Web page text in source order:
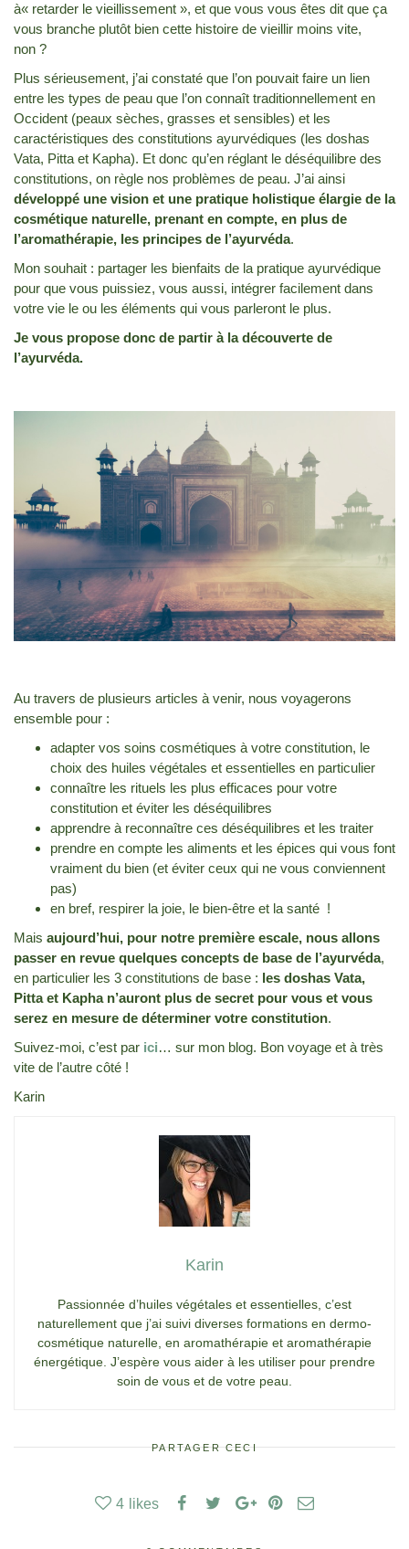
à« retarder le vieillissement », et que vous vous êtes dit que ça
vous branche plutôt bien cette histoire de vieillir moins vite,
non ?
Plus sérieusement, j’ai constaté que l’on pouvait faire un lien
entre les types de peau que l’on connaît traditionnellement en
Occident (peaux sèches, grasses et sensibles) et les
caractéristiques des constitutions ayurvédiques (les doshas
Vata, Pitta et Kapha). Et donc qu’en réglant le déséquilibre des
constitutions, on règle nos problèmes de peau. J’ai ainsi
développé une vision et une pratique holistique élargie de la
cosmétique naturelle, prenant en compte, en plus de
l’aromathérapie, les principes de l’ayurvéda.
Mon souhait : partager les bienfaits de la pratique ayurvédique
pour que vous puissiez, vous aussi, intégrer facilement dans
votre vie le ou les éléments qui vous parleront le plus.
Je vous propose donc de partir à la découverte de
l’ayurvéda.
Au travers de plusieurs articles à venir, nous voyagerons
ensemble pour :
adapter vos soins cosmétiques à votre constitution, le
choix des huiles végétales et essentielles en particulier
connaître les rituels les plus efficaces pour votre
constitution et éviter les déséquilibres
apprendre à reconnaître ces déséquilibres et les traiter
prendre en compte les aliments et les épices qui vous font
vraiment du bien (et éviter ceux qui ne vous conviennent
pas)
en bref, respirer la joie, le bien-être et la santé !
Mais aujourd’hui, pour notre première escale, nous allons
passer en revue quelques concepts de base de l’ayurvéda,
en particulier les 3 constitutions de base : les doshas Vata,
Pitta et Kapha n’auront plus de secret pour vous et vous
serez en mesure de déterminer votre constitution.
Suivez-moi, c’est par ici… sur mon blog. Bon voyage et à très
vite de l’autre côté !
Karin
Karin
Passionnée d’huiles végétales et essentielles, c’est
naturellement que j’ai suivi diverses formations en dermo-
cosmétique naturelle, en aromathérapie et aromathérapie
énergétique. J’espère vous aider à les utiliser pour prendre
soin de vous et de votre peau.
PARTAGER CECI
4 likes